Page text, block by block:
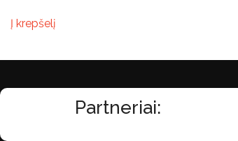
Į krepšelį
Partneriai: